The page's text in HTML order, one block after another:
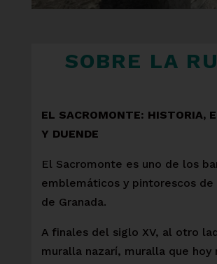
SOBRE LA
EL SACROMONTE: HISTORIA,
Y DUENDE
El Sacromonte es uno de los
emblemáticos y pintorescos de
de Granada.
A finales del siglo XV, al otro
muralla nazarí, muralla que hoy